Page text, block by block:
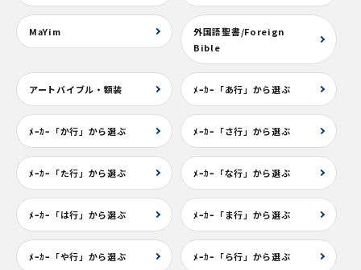
MaYim
外国語聖書/Foreign
Bible
アートバイブル・額装 ﾒｰｶｰ「あ行」から選ぶ
ﾒｰｶｰ「か行」から選ぶ ﾒｰｶｰ「さ行」から選ぶ
ﾒｰｶｰ「た行」から選ぶ ﾒｰｶｰ「な行」から選ぶ
ﾒｰｶｰ「は行」から選ぶ ﾒｰｶｰ「ま行」から選ぶ
ﾒｰｶｰ「や行」から選ぶ ﾒｰｶｰ「ら行」から選ぶ